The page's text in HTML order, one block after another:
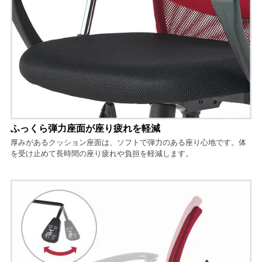
ふっくら弾力座面が座り疲れを軽減
厚みがあるクッション座面は、ソフトで弾力のある座り心地です。体
を受け止めて長時間の座り疲れや負担を軽減します。